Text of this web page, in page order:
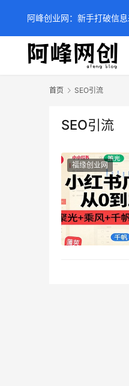
首页 SEO引流
SEO引流
福缘创业网
阿峰创业网：新手打破信